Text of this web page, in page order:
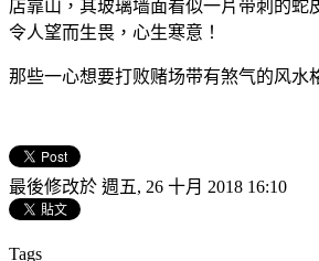
店靠山，其玻璃墙面看似一片带刺的
令人望而生畏，心生寒意！
那些一心想要打败赌场带有煞气的风水
最後修改於 週五, 26 十月 2018 16:10
Tags